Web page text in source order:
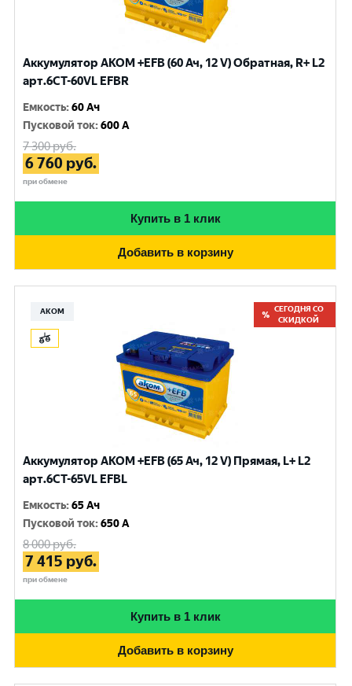
Аккумулятор AKOM +EFB (60 Ач, 12 V) Обратная, R+ L2
арт.6CТ-60VL EFBR
Емкость:60 Ач
Пусковой ток:600 A
7 300руб.
6 760 руб.
при обмене
Купить в 1 клик
Добавить в корзину
АКОМ
СЕГОДНЯ СО
СКИДКОЙ
Аккумулятор AKOM +EFB (65 Ач, 12 V) Прямая, L+ L2
арт.6СТ-65VL EFBL
Емкость:65 Ач
Пусковой ток:650 A
8 000руб.
7 415 руб.
при обмене
Купить в 1 клик
Добавить в корзину